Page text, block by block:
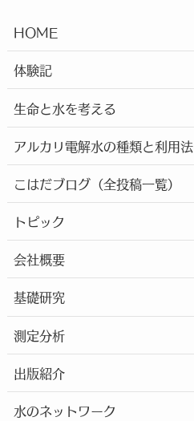
HOME
体験記
生命と水を考える
アルカリ電解水の種類と利用法
こはだブログ（全投稿一覧）
トピック
会社概要
基礎研究
測定分析
出版紹介
水のネットワーク